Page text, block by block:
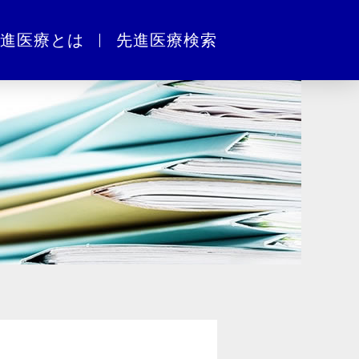
医療とは 先進医療検索